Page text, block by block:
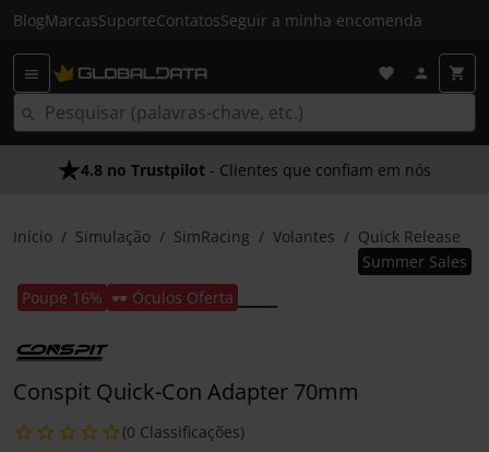
BlogMarcasSuporteContatosSeguir a minha encomenda
4.8 no Trustpilot - Clientes que confiam em nós
Início Simulação SimRacing Volantes Quick Release
Poupe 16% 🕶️ Óculos Oferta
Summer Sales
Conspit Quick-Con Adapter 70mm
(0 Classificações)